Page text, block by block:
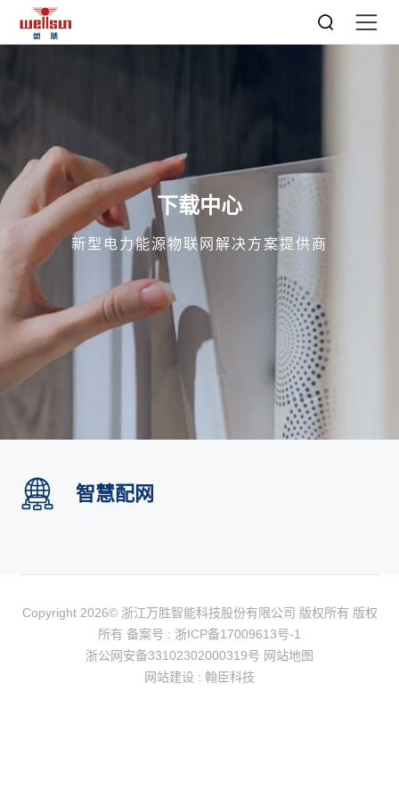
下载中心
新型电力能源物联网解决方案提供商
智慧配网
Copyright 2026© 浙江万胜智能科技股份有限公司 版权所有 版权
所有 备案号 : 浙ICP备17009613号-1
浙公网安备33102302000319号 网站地图
网站建设 : 翰臣科技